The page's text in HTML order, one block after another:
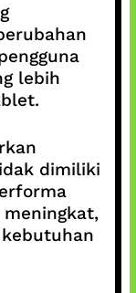
lebih
dimiliki